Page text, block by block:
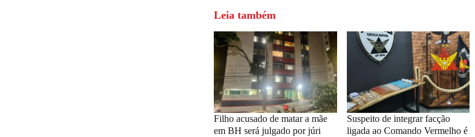
Leia também
Filho acusado de matar a mãe
em BH será julgado por júri
Suspeito de integrar facção
ligada ao Comando Vermelho é